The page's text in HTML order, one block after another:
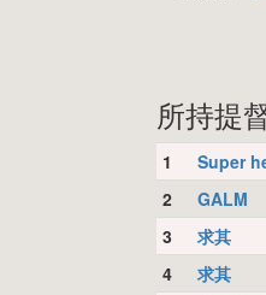
所持提
1 Super
2 GALM
3 求其
4 求其